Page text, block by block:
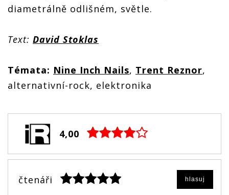
diametrálně odlišném, světle.
Text: David Stoklas
Témata: Nine Inch Nails, Trent Reznor,
alternativní-rock, elektronika
4,00
čtenáři hlasuj